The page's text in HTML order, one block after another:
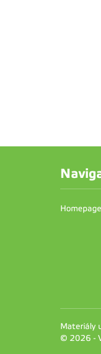
Homepage
Materiály
© 2026 -